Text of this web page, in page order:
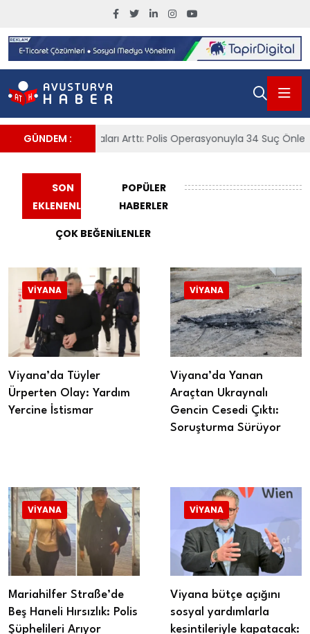
GÜNDEM :
Arttı: Polis Operasyonuyla 34 Suç Önlendi ÖBB’de Bilet
ViyanaSON
EKLENENLER
POPÜLER
HABERLER
ÇOK BEĞENILENLER
VIYANA
Viyana’da Tüyler
Ürperten Olay: Yardım
Yercine İstismar
VIYANA
Viyana’da Yanan
Araçtan Ukraynalı
Gencin Cesedi Çıktı:
Soruşturma Sürüyor
VIYANA
Mariahilfer Straße’de
Beş Haneli Hırsızlık: Polis
Şüphelileri Arıyor
VIYANA
Viyana bütçe açığını
sosyal yardımlarla
kesintileriyle kapatacak: